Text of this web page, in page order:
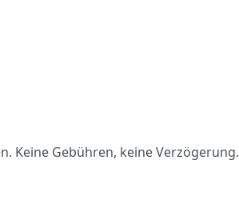
Keine Gebühren, keine Verzögerung.